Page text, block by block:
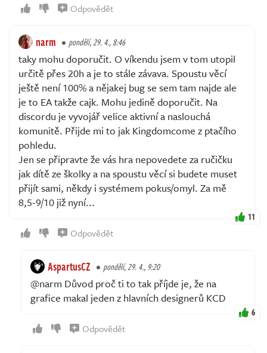
Odpovědět
narm pondělí, 29. 4., 8:46
taky mohu doporučit. O víkendu jsem v tom utopil
určitě přes 20h a je to stále závava. Spoustu věcí
ještě není 100% a nějakej bug se sem tam najde ale
je to EA takže cajk. Mohu jedině doporučit. Na
discordu je vyvojář velice aktivní a naslouchá
komunitě. Přijde mi to jak Kingdomcome z ptačího
pohledu.
Jen se připravte že vás hra nepovedete za ručičku
jak dítě ze školky a na spoustu věcí si budete muset
přijít sami, někdy i systémem pokus/omyl. Za mě
8,5-9/10 již nyní...
11
Odpovědět
AspartusCZ pondělí, 29. 4., 9:20
@narm Důvod proč ti to tak příjde je, že na
grafice makal jeden z hlavních designerů KCD
6
Odpovědět